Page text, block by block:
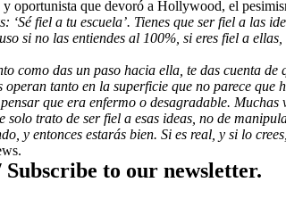
oportunista que devoró a Hollywood, el
‘Sé fiel a tu escuela’. Tienes que ser fiel a
si no las entiendes al 100%, si eres fiel a
como das un paso hacia ella, te das cuenta
tanto en la superficie que no parece
que era enfermo o desagradable.
solo trato de ser fiel a esas ideas, no de
y entonces estarás bien. Si es real, y si lo
to our newsletter.